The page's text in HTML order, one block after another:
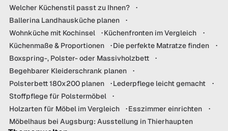
Welcher Küchenstil passt zu Ihnen?
Ballerina Landhausküche planen
Wohnküche mit Kochinsel
Küchenfronten im Vergleich
Küchenmaße & Proportionen
Die perfekte Matratze finden
Boxspring-, Polster- oder Massivholzbett
Begehbarer Kleiderschrank planen
Polsterbett 180x200 planen
Lederpflege leicht gemacht
Stoffpflege für Polstermöbel
Holzarten für Möbel im Vergleich
Esszimmer einrichten
Möbelhaus bei Augsburg: Ausstellung in Thierhaupten